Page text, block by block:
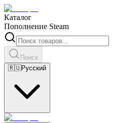
Каталог
Пополнение Steam
Поиск
🇷🇺Русский